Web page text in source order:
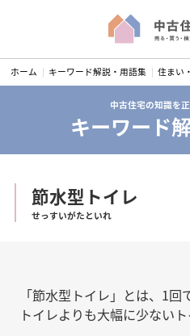
k
ホーム キーワード解説・用語集 住まい
中古住宅の知識を
キーワード
節水型トイレ
せっすいがたといれ
「節水型トイレ」とは、1
トイレよりも大幅に少ないト